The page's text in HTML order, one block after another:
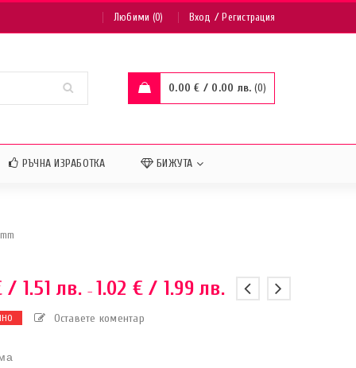
Любими (0) Вход /Регистрация
0.00€ / 0.00 лв. 0
РЪЧНА ИЗРАБОТКА БИЖУТА
/ 1.51 лв.– 1.02 € / 1.99 лв.
Оставете коментар